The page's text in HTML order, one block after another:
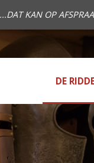
KAN OP
DE